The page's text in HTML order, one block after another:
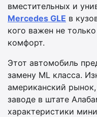
вместительных и
Mercedes GLE в
кого важен не
комфорт.
Этот автомобиль
замену ML класса.
американский
заводе в штате
характеристики